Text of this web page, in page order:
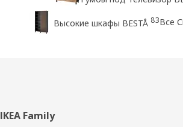
Высокие шкафы BESTÅ 83Все
Нижний
IKEA Family